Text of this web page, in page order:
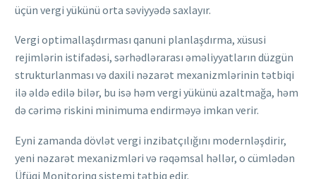
üçün vergi yükünü orta səviyyədə saxlayır.
Vergi optimallaşdırması qanuni planlaşdırma, xüsusi
rejimlərin istifadəsi, sərhədlərarası əməliyyatların düzgün
strukturlanması və daxili nəzarət mexanizmlərinin tətbiqi
ilə əldə edilə bilər, bu isə həm vergi yükünü azaltmağa, həm
də cərimə riskini minimuma endirməyə imkan verir.
Eyni zamanda dövlət vergi inzibatçılığını modernləşdirir,
yeni nəzarət mexanizmləri və rəqəmsal həllər, o cümlədən
Üfüqi Monitorinq sistemi tətbiq edir.